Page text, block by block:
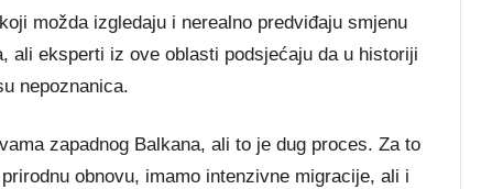
možda izgledaju i nerealno predviđaju smjenu
ali eksperti iz ove oblasti podsjećaju da u historiji
nepoznanica.
zapadnog Balkana, ali to je dug proces. Za to
obnovu, imamo intenzivne migracije, ali i